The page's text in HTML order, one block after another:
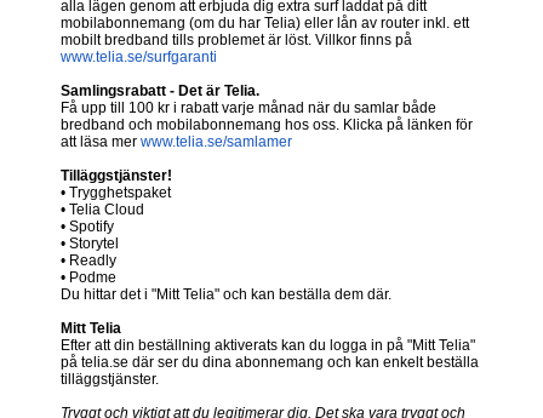
alla lägen genom att erbjuda dig extra surf laddat på ditt
mobilabonnemang (om du har Telia) eller lån av router inkl. ett
mobilt bredband tills problemet är löst. Villkor finns på
www.telia.se/surfgaranti
Samlingsrabatt - Det är Telia.
Få upp till 100 kr i rabatt varje månad när du samlar både
bredband och mobilabonnemang hos oss. Klicka på länken för
att läsa mer www.telia.se/samlamer
Tilläggstjänster!
• Trygghetspaket
• Telia Cloud
• Spotify
• Storytel
• Readly
• Podme
Du hittar det i "Mitt Telia" och kan beställa dem där.
Mitt Telia
Efter att din beställning aktiverats kan du logga in på "Mitt Telia"
på telia.se där ser du dina abonnemang och kan enkelt beställa
tilläggstjänster.
Tryggt och viktigt att du legitimerar dig. Det ska vara tryggt och